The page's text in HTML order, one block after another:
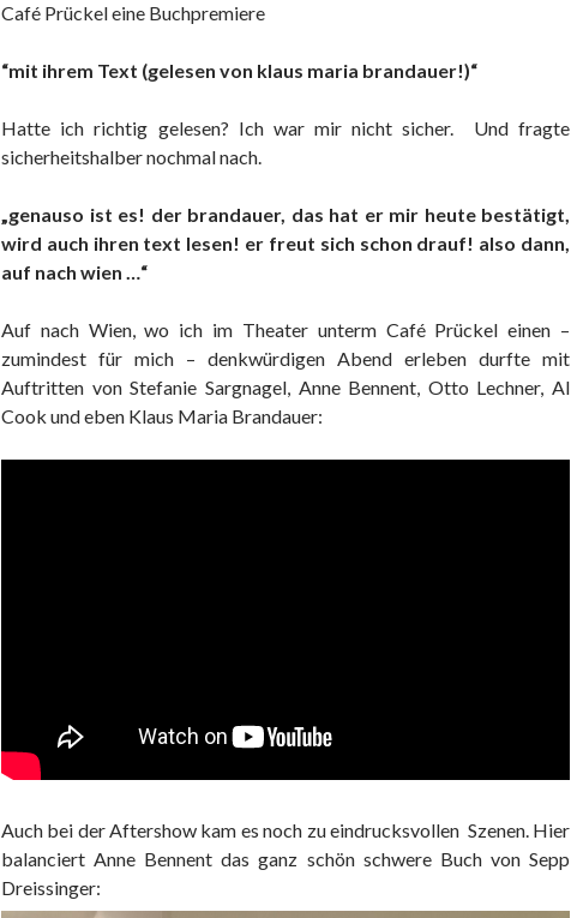
Café Prückel eine Buchpremiere
“mit ihrem Text (gelesen von klaus maria brandauer!)“
Hatte ich richtig gelesen? Ich war mir nicht sicher. Und fragte
sicherheitshalber nochmal nach.
„genauso ist es! der brandauer, das hat er mir heute bestätigt,
wird auch ihren text lesen! er freut sich schon drauf! also dann,
auf nach wien …“
Auf nach Wien, wo ich im Theater unterm Café Prückel einen –
zumindest für mich – denkwürdigen Abend erleben durfte mit
Auftritten von Stefanie Sargnagel, Anne Bennent, Otto Lechner, Al
Cook und eben Klaus Maria Brandauer:
Auch bei der Aftershow kam es noch zu eindrucksvollen Szenen. Hier
balanciert Anne Bennent das ganz schön schwere Buch von Sepp
Dreissinger: